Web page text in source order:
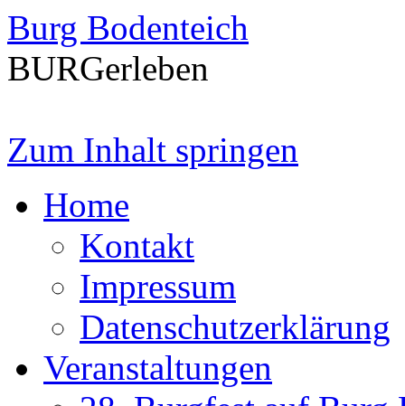
Burg Bodenteich
BURGerleben
Zum Inhalt springen
Home
Kontakt
Impressum
Datenschutzerklärung
Veranstaltungen